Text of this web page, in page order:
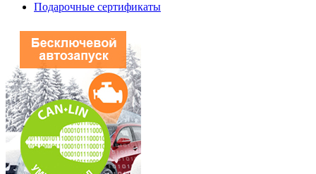
Подарочные сертификаты